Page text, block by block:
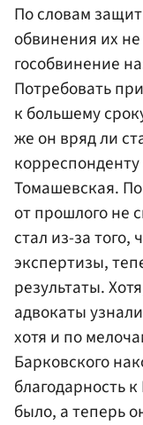
По словам
обвинения их
гособвинение
Потребовать
к большему
же он вряд ли
корреспонденту
Томашевская.
от прошлого не
стал из-за того,
экспертизы,
результаты.
адвокаты
хотя и по
Барковского
благодарность
было, а теперь